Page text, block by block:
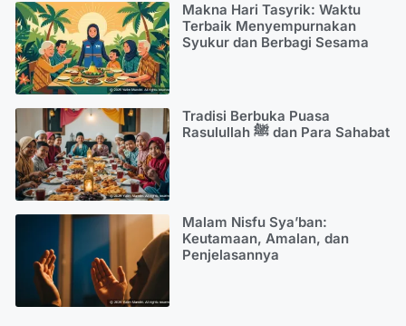
Makna Hari Tasyrik: Waktu
Terbaik Menyempurnakan
Syukur dan Berbagi Sesama
Tradisi Berbuka Puasa
Rasulullah ﷺ dan Para Sahabat
Malam Nisfu Sya’ban:
Keutamaan, Amalan, dan
Penjelasannya